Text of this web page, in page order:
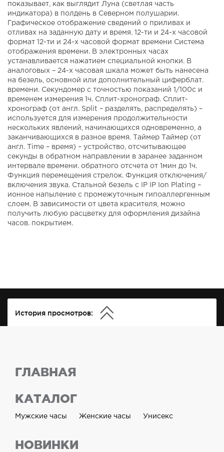
показывает, как выглядит Луна (светлая часть
индикатора) в полдень в Северном полушарии.
Графическое отображение сведений о приливах и
отливах на заданную дату и время. 12-ти и 24-х часовой
формат 12-ти и 24-х часовой формат времени Система
отображения времени. В электронных часах
устанавливается нажатием специальной кнопки. В
аналоговых – 24-х часовая шкала может быть нанесена
на безель, основной или дополнительный циферблат.
времени. Секундомер с точностью показаний 1/100с и
временем измерения 1ч. Сплит-хронограф. Сплит-
хронограф (от англ. Split – разделять, распределять) –
используется для измерения продолжительности
нескольких явлений, начинающихся одновременно, а
заканчивающихся в разное время. Таймер Таймер (от
англ. Time – время) – устройство, отсчитывающее
секунды в обратном направлении в заранее заданном
интервале времени. обратного отсчета от 1мин до 1ч.
Функция перемещения стрелок. Функция отключения/
включения звука. Стальной безель с IP IP Ion Plating –
ионное напыление с промежуточным гипоаллергенным
слоем. В зависимости от цвета красителя, можно
получить любую расцветку для оформления дизайна
часов. покрытием.
История просмотров:
ГЛАВНАЯ
КАТАЛОГ
Мужские часы Женские часы Унисекс
НОВИНКИ